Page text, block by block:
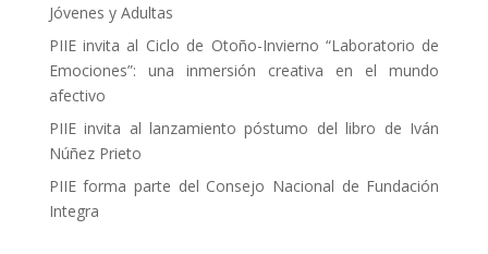
Jóvenes y Adultas
PIIE invita al Ciclo de Otoño-Invierno “Laboratorio de
Emociones”: una inmersión creativa en el mundo
afectivo
PIIE invita al lanzamiento póstumo del libro de Iván
Núñez Prieto
PIIE forma parte del Consejo Nacional de Fundación
Integra